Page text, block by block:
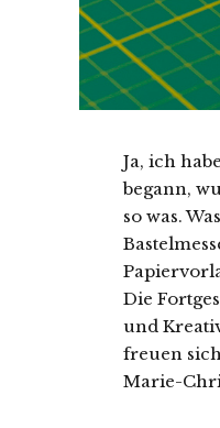
Ja, ich
begann,
so was.
Die
und
freuen
Marie-